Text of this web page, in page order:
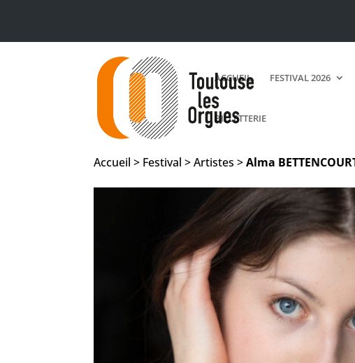
ACCUEIL FESTIVAL 2026
BILLETTERIE
Accueil > Festival > Artistes >Alma